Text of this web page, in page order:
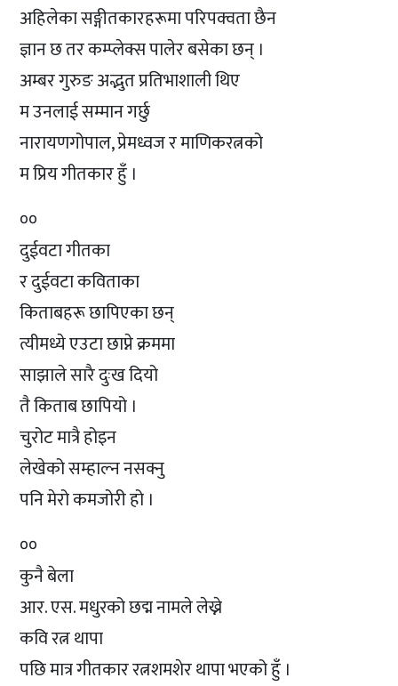
अहिलेका सङ्गीतकारहरूमा परिपक्वता छैन
ज्ञान छ तर कम्प्लेक्स पालेर बसेका छन् ।
अम्बर गुरुङ अद्भुत प्रतिभाशाली थिए
म उनलाई सम्मान गर्छु
नारायणगोपाल, प्रेमध्वज र माणिकरत्नको
म प्रिय गीतकार हुँ ।
००
दुईवटा गीतका
र दुईवटा कविताका
किताबहरू छापिएका छन्
त्यीमध्ये एउटा छाप्ने क्रममा
साझाले सारै दुःख दियो
तै किताब छापियो ।
चुरोट मात्रै होइन
लेखेको सम्हाल्न नसक्नु
पनि मेरो कमजोरी हो ।
००
कुनै बेला
आर. एस. मधुरको छद्म नामले लेख्ने
कवि रत्न थापा
पछि मात्र गीतकार रत्नशमशेर थापा भएको हुँ ।